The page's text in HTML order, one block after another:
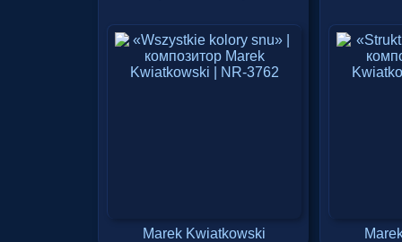
Marek Kwiatkowski